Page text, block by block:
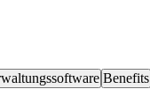
Benefits